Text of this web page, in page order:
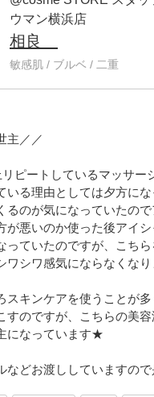
ウマン横浜店
相良
敏感肌 / ブルベ / 二重
主／／
リピートしているマッサ
いる理由としては夕方に
のが気になっていたの
が悪いのか使った後アイシ
っていたのですが、こち
ワシワ感気にならなくなり
スキンケアを使うことが
すのですが、こちらの美
になっています★
などお渡ししていますの